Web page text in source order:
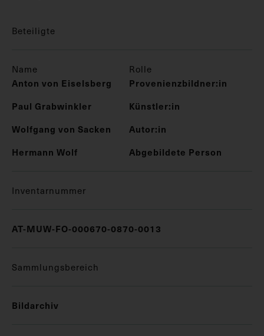
Beteiligte
Name Rolle
Anton von Eiselsberg
Provenienzbildner:in
Paul Grabwinkler
Künstler:in
Wolfgang von Sacken
Autor:in
Hermann Wolf
Abgebildete Person
Inventarnummer
AT-MUW-FO-000670-0870-0013
Sammlungsbereich
Bildarchiv